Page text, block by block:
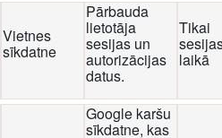
Vietnes
sīkdatne
Pārbauda
lietotāja
sesijas un
autorizācijas
datus.
Tikai
laikā
Google karšu
sīkdatne, kas